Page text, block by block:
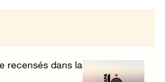
suite à l'attaqu ...
recensés dans la